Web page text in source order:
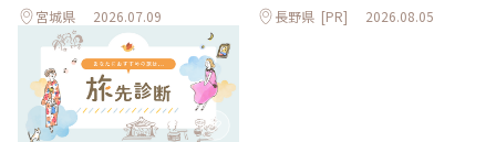
宮城県 2026.07.09 長野県 [PR] 2026.08.05